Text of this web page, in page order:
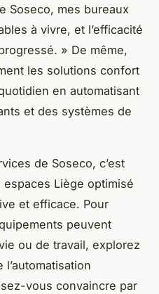
Soseco, mes bureaux
à vivre, et l’efficacité
» De même,
les solutions confort
en automatisant
et des systèmes de
de Soseco, c’est
Liège optimisé
et efficace. Pour
peuvent
ou de travail, explorez
vous convaincre par